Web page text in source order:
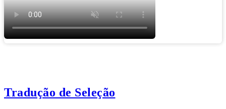
Tradução de Seleção